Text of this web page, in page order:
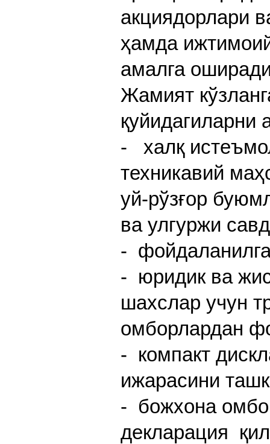
акциядорлари
ҳамда
амалга
Жамият
қуйидагиларни
- халқ
техникавий
уй-рўзғор
ва улгуржи
-
- юридик ва
шахслар учун
омборлардан
- компакт
ижарасини
- божхона
декларация